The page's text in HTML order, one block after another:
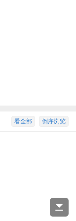
倒序浏览
看全部